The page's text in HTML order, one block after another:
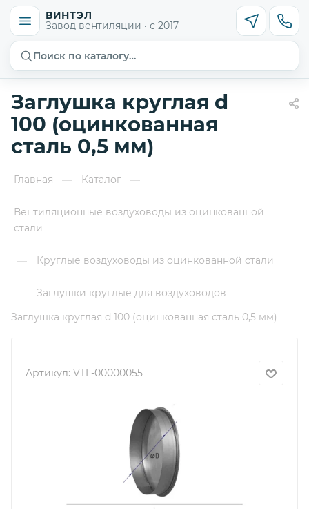
ВИНТЭЛ
Завод вентиляции · с 2017
Поиск по каталогу…
Заглушка круглая d
100 (оцинкованная
сталь 0,5 мм)
Главная — Каталог —
Вентиляционные воздуховоды из оцинкованной
стали
— Круглые воздуховоды из оцинкованной стали
— Заглушки круглые для воздуховодов
—
Заглушка круглая d 100 (оцинкованная сталь 0,5 мм)
Артикул: VTL-00000055